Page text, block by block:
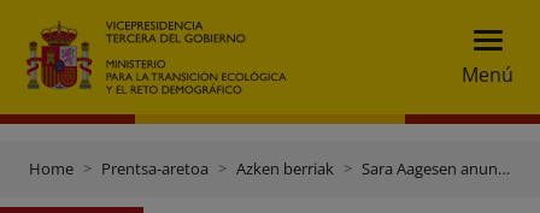
Menú
Home Prentsa-aretoa Azken berriak Sara Aagesen anuncia la firma de la orden de bases de las ayudas para la sostenibilidad y la diversificación del sector agrario en Doñana